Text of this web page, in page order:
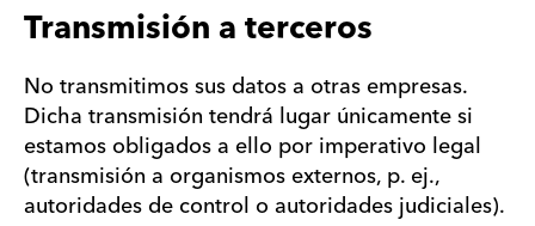
Transmisión a terceros
No transmitimos sus datos a otras empresas.
Dicha transmisión tendrá lugar únicamente si
estamos obligados a ello por imperativo legal
(transmisión a organismos externos, p. ej.,
autoridades de control o autoridades judiciales).